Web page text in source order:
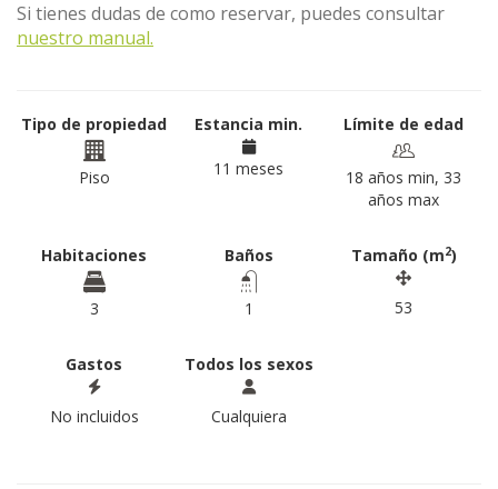
Si tienes dudas de como reservar, puedes consultar
nuestro manual.
Tipo de propiedad
Piso
Estancia min.
11 meses
Límite de edad
18 años min, 33
años max
Habitaciones
3
Baños
1
Tamaño (m2)
53
Gastos
No incluidos
Todos los sexos
Cualquiera